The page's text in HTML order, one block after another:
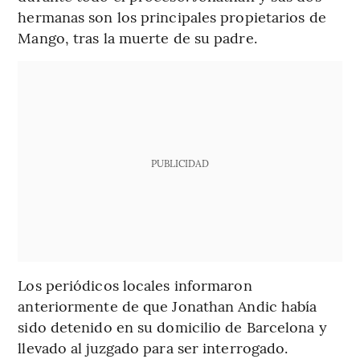
hermanas son los principales propietarios de
Mango, tras la muerte de su padre.
PUBLICIDAD
Los periódicos locales informaron
anteriormente de que Jonathan Andic había
sido detenido en su domicilio de Barcelona y
llevado al juzgado para ser interrogado.